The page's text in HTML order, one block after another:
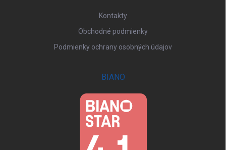
Kontakty
Obchodné podmienky
Podmienky ochrany osobných údajov
BIANO